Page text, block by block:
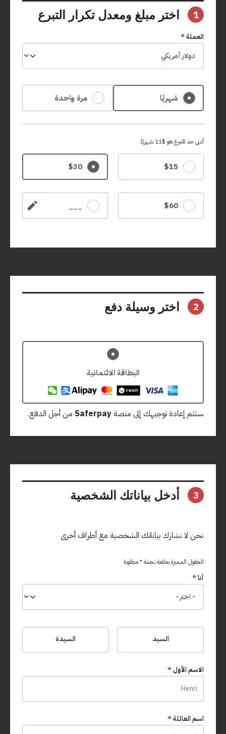
1 اختر مبلغ ومعدل تكرار التبرع
العملة*
شهريًا مرة واحدة
أدنى حد للتبرع هو $11 شهريًا.
$15
$30
$60 غير ذلك
2 اختر وسيلة دفع
البطاقة الائتمانية
ستتم إعادة توجيهك إلى منصة Saferpay من أجل الدفع.
3 أدخل بياناتك الشخصية
نحن لا نشارك بياناتك الشخصية مع أطراف أخرى
الحقول المميزة بعلامة نجمة * مطلوبة
أنا*
السيد السيدة
الاسم الأول*
اسم العائلة*